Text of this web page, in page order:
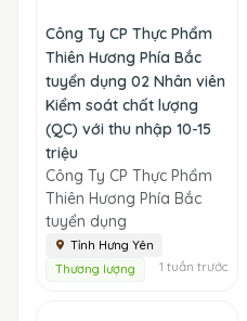
Công Ty CP Thực Phẩm
Thiên Hương Phía Bắc
tuyển dụng 02 Nhân viên
Kiểm soát chất lượng
(QC) với thu nhập 10-15
triệu
Công Ty CP Thực Phẩm
Thiên Hương Phía Bắc
tuyển dụng
Tỉnh Hưng Yên
Thương lượng
1 tuần trước